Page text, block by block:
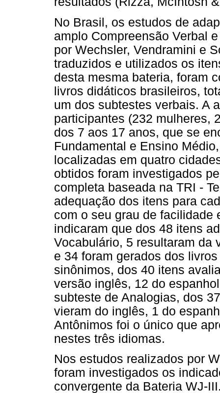
No Brasil, os estudos de
amplo Compreensão Verbal
por Wechsler, Vendramini e
traduzidos e utilizados os
desta mesma bateria, foram
livros didáticos brasileiros,
um dos subtestes verbais. A
participantes (232 mulheres,
dos 7 aos 17 anos, que se
Fundamental e Ensino
localizadas em quatro
obtidos foram investigados
completa baseada na TRI -
adequação dos itens para
com o seu grau de facilidade
indicaram que dos 48 itens
Vocabulário, 5 resultaram da
e 34 foram gerados dos
sinônimos, dos 40 itens
versão inglês, 12 do
subteste de Analogias, dos
vieram do inglês, 1 do
Antônimos foi o único que
nestes três idiomas.
Nos estudos realizados por
foram investigados os
convergente da Bateria WJ-